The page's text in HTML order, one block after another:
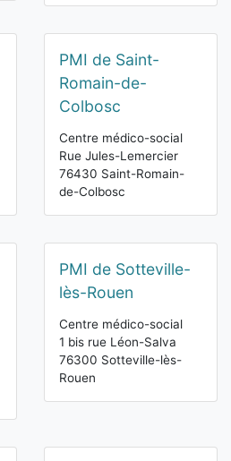
PMI de Saint-
Romain-de-
Colbosc
Centre médico-social
Rue Jules-Lemercier
76430 Saint-Romain-
de-Colbosc
PMI de Sotteville-
lès-Rouen
Centre médico-social
1 bis rue Léon-Salva
76300 Sotteville-lès-
Rouen